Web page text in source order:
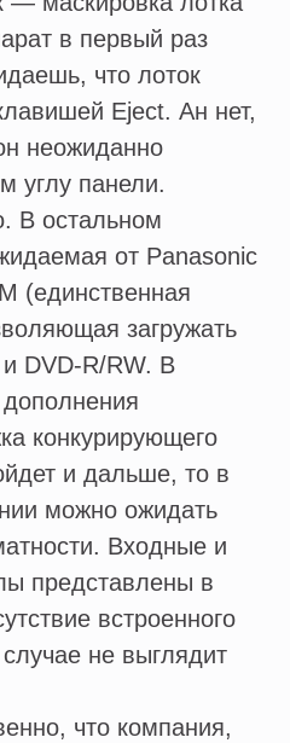
в первый раз
что лоток
Eject. Ан нет,
неожиданно
углу панели.
В остальном
от Panasonic
(единственная
загружать
DVD-R/RW. В
дополнения
конкурирующего
и дальше, то в
можно ожидать
Входные и
представлены в
встроенного
не выглядит
что компания,